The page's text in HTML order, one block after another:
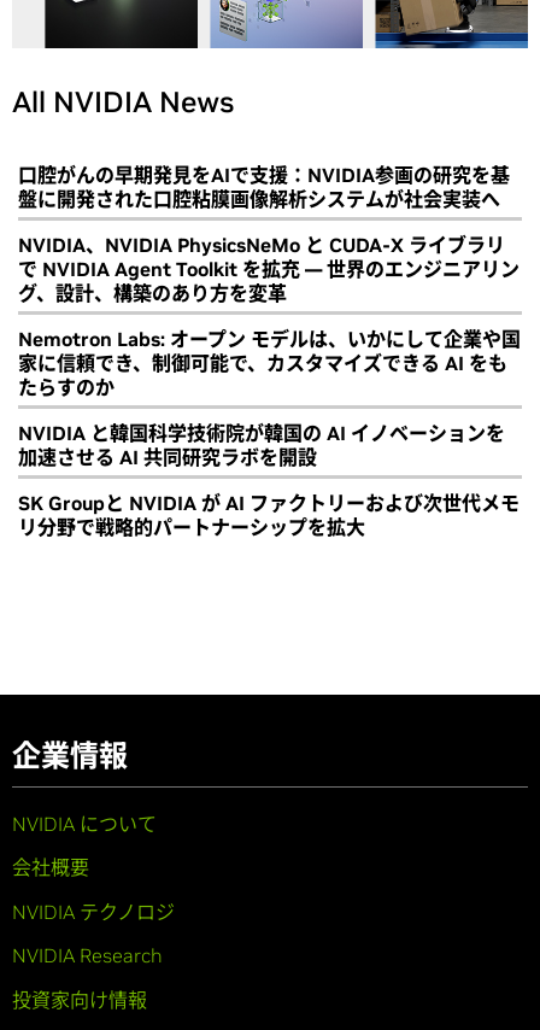
All NVIDIA News
口腔がんの早期発見をAIで支援：NVIDIA参画の研究を基
盤に開発された口腔粘膜画像解析システムが社会実装へ
NVIDIA、NVIDIA PhysicsNeMo と CUDA-X ライブラリ
で NVIDIA Agent Toolkit を拡充 ― 世界のエンジニアリン
グ、設計、構築のあり方を変革
Nemotron Labs: オープン モデルは、いかにして企業や国
家に信頼でき、制御可能で、カスタマイズできる AI をも
たらすのか
NVIDIA と韓国科学技術院が韓国の AI イノベーションを
加速させる AI 共同研究ラボを開設
SK Groupと NVIDIA が AI ファクトリーおよび次世代メモ
リ分野で戦略的パートナーシップを拡大
企業情報
NVIDIA について
会社概要
NVIDIA テクノロジ
NVIDIA Research
投資家向け情報